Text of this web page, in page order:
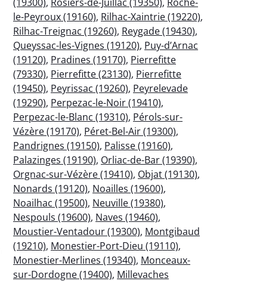
le-Peyroux (19160), Rilhac-Xaintrie (19220),
Rilhac-Treignac (19260), Reygade (19430),
Queyssac-les-Vignes (19120), Puy-d’Arnac
(19120), Pradines (19170), Pierrefitte
(79330), Pierrefitte (23130), Pierrefitte
(19450), Peyrissac (19260), Peyrelevade
(19290), Perpezac-le-Noir (19410),
Perpezac-le-Blanc (19310), Pérols-sur-
Vézère (19170), Péret-Bel-Air (19300),
Pandrignes (19150), Palisse (19160),
Palazinges (19190), Orliac-de-Bar (19390),
Orgnac-sur-Vézère (19410), Objat (19130),
Nonards (19120), Noailles (19600),
Noailhac (19500), Neuville (19380),
Nespouls (19600), Naves (19460),
Moustier-Ventadour (19300), Montgibaud
(19210), Monestier-Port-Dieu (19110),
Monestier-Merlines (19340), Monceaux-
sur-Dordogne (19400), Millevaches